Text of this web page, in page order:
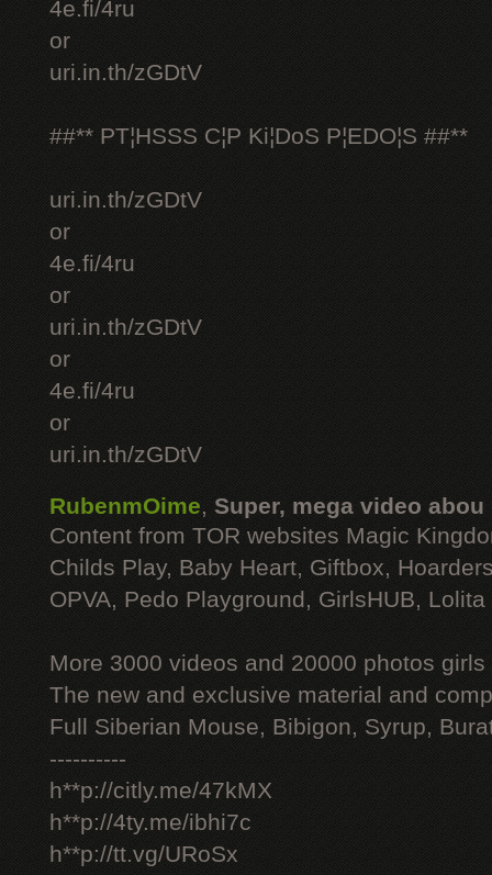
4e.fi/4ru
or
uri.in.th/zGDtV
##** PT¦HSSS C¦P Ki¦DoS P¦EDO¦S ##**
uri.in.th/zGDtV
or
4e.fi/4ru
or
uri.in.th/zGDtV
or
4e.fi/4ru
or
uri.in.th/zGDtV
RubenmOime, Super, mega video abou
Content from TOR websites Magic
Childs Play, Baby Heart, Giftbox,
OPVA, Pedo Playground, GirlsHUB, Lolita
More 3000 videos and 20000 photos
The new and exclusive material and
Full Siberian Mouse, Bibigon, Syrup,
----------
h**p://citly.me/47kMX
h**p://4ty.me/ibhi7c
h**p://tt.vg/URoSx